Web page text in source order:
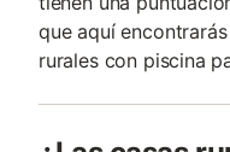
que aquí
rurales con piscina